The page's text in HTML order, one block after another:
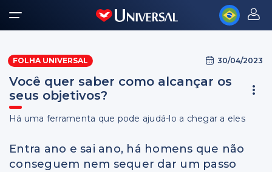
FOLHA UNIVERSAL 30/04/2023
Você quer saber como alcançar os
seus objetivos?
Há uma ferramenta que pode ajudá-lo a chegar a eles
Entra ano e sai ano, há homens que não
conseguem nem sequer dar um passo